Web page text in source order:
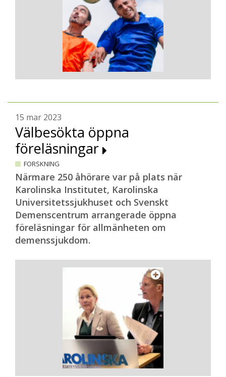
15 mar 2023
Välbesökta öppna
föreläsningar
FORSKNING
Närmare 250 åhörare var på plats när
Karolinska Institutet, Karolinska
Universitetssjukhuset och Svenskt
Demenscentrum arrangerade öppna
föreläsningar för allmänheten om
demenssjukdom.